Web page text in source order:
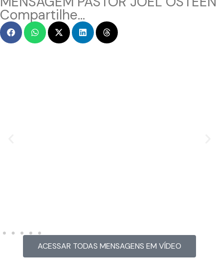
Compartilhe...
ACESSAR TODAS MENSAGENS EM VÍDEO